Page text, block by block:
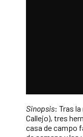
Sinopsis: Tras
Callejo), tres
casa de campo